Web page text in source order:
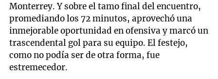
Monterrey. Y sobre el tamo final del encuentro,
promediando los 72 minutos, aprovechó una
inmejorable oportunidad en ofensiva y marcó un
trascendental gol para su equipo. El festejo,
como no podía ser de otra forma, fue
estremecedor.